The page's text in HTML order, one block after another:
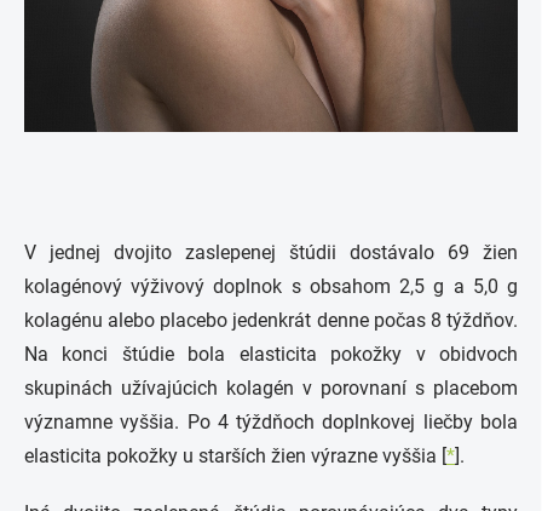
V jednej dvojito zaslepenej štúdii dostávalo 69 žien
kolagénový výživový doplnok s obsahom 2,5 g a 5,0 g
kolagénu alebo placebo jedenkrát denne počas 8 týždňov.
Na konci štúdie bola elasticita pokožky v obidvoch
skupinách užívajúcich kolagén v porovnaní s placebom
významne vyššia. Po 4 týždňoch doplnkovej liečby bola
elasticita pokožky u starších žien výrazne vyššia [*].